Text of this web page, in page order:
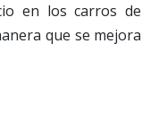
en los carros de
que se mejora